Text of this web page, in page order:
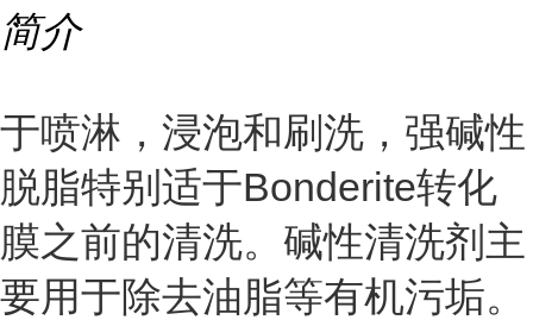
简介
于喷淋，浸泡和刷洗，强碱性
脱脂特别适于Bonderite转化
膜之前的清洗。碱性清洗剂主
要用于除去油脂等有机污垢。